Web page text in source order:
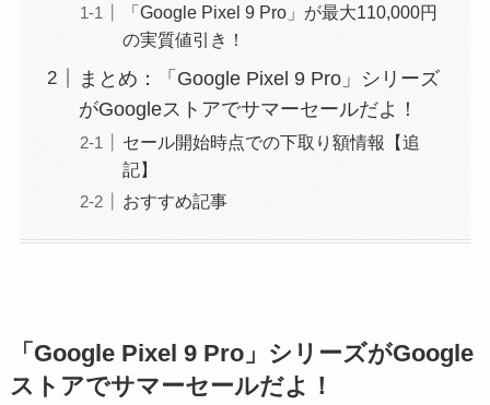
「Google Pixel 9 Pro」が最大110,000円
の実質値引き！
まとめ：「Google Pixel 9 Pro」シリーズ
がGoogleストアでサマーセールだよ！
セール開始時点での下取り額情報【追
記】
おすすめ記事
「Google Pixel 9 Pro」シリーズがGoogle
ストアでサマーセールだよ！